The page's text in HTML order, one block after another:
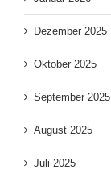
Dezember 2025
Oktober 2025
September 2025
August 2025
Juli 2025